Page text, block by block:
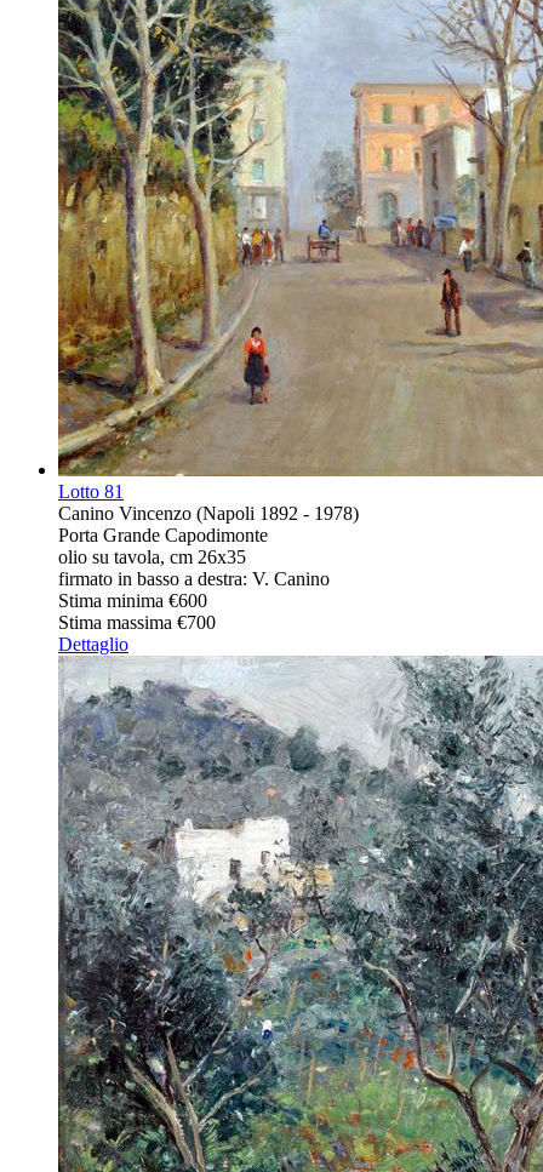
Lotto 81
Canino Vincenzo (Napoli 1892 - 1978)
Porta Grande Capodimonte
olio su tavola, cm 26x35
firmato in basso a destra: V. Canino
Stima minima €600
Stima massima €700
Dettaglio